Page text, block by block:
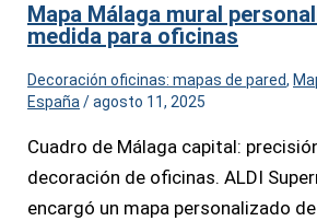
Mapa Málaga mural
medida para oficinas
Decoración oficinas: mapas de pared,
España /agosto 11, 2025
Cuadro de Málaga capital:
decoración de oficinas. ALDI
encargó un mapa personalizado